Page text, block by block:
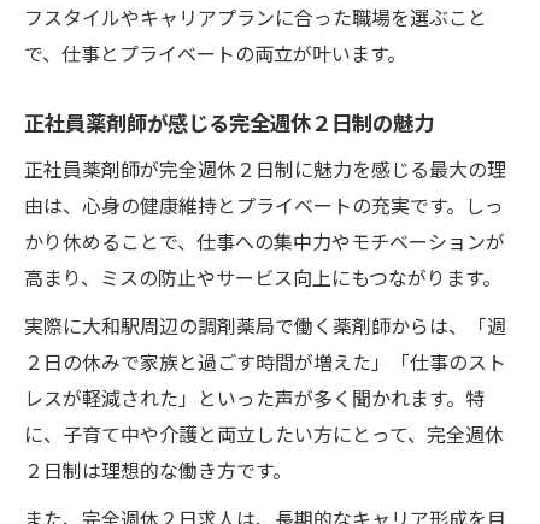
フスタイルやキャリアプランに合った職場を選ぶこと
で、仕事とプライベートの両立が叶います。
正社員薬剤師が感じる完全週休２日制の魅力
正社員薬剤師が完全週休２日制に魅力を感じる最大の理
由は、心身の健康維持とプライベートの充実です。しっ
かり休めることで、仕事への集中力やモチベーションが
高まり、ミスの防止やサービス向上にもつながります。
実際に大和駅周辺の調剤薬局で働く薬剤師からは、「週
２日の休みで家族と過ごす時間が増えた」「仕事のスト
レスが軽減された」といった声が多く聞かれます。特
に、子育て中や介護と両立したい方にとって、完全週休
２日制は理想的な働き方です。
また、完全週休２日求人は、長期的なキャリア形成を目